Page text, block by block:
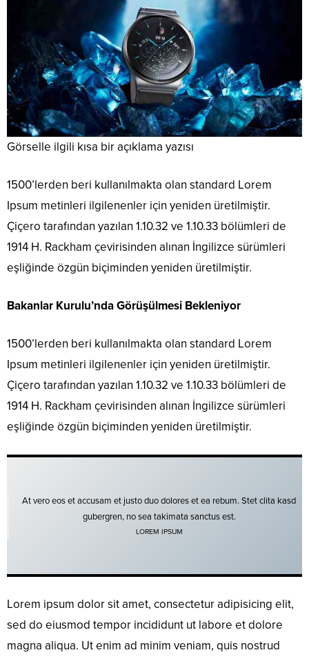
Görselle ilgili kısa bir açıklama yazısı
1500’lerden beri kullanılmakta olan standard Lorem
Ipsum metinleri ilgilenenler için yeniden üretilmiştir.
Çiçero tarafından yazılan 1.10.32 ve 1.10.33 bölümleri de
1914 H. Rackham çevirisinden alınan İngilizce sürümleri
eşliğinde özgün biçiminden yeniden üretilmiştir.
Bakanlar Kurulu’nda Görüşülmesi Bekleniyor
1500’lerden beri kullanılmakta olan standard Lorem
Ipsum metinleri ilgilenenler için yeniden üretilmiştir.
Çiçero tarafından yazılan 1.10.32 ve 1.10.33 bölümleri de
1914 H. Rackham çevirisinden alınan İngilizce sürümleri
eşliğinde özgün biçiminden yeniden üretilmiştir.
At vero eos et accusam et justo duo dolores et ea rebum. Stet clita kasd
gubergren, no sea takimata sanctus est.
LOREM IPSUM
Lorem ipsum dolor sit amet, consectetur adipisicing elit,
sed do eiusmod tempor incididunt ut labore et dolore
magna aliqua. Ut enim ad minim veniam, quis nostrud